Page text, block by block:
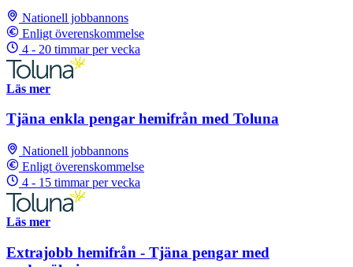
Nationell jobbannons
Enligt överenskommelse
4 - 20 timmar per vecka
Läs mer
Tjäna enkla pengar hemifrån med Toluna
Nationell jobbannons
Enligt överenskommelse
4 - 15 timmar per vecka
Läs mer
Extrajobb hemifrån - Tjäna pengar med